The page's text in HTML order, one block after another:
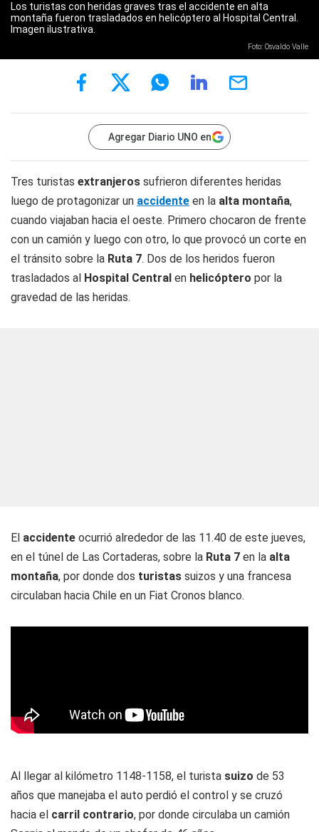
Los turistas con heridas graves tras el accidente en alta
montaña fueron trasladados en helicóptero al Hospital Central.
Imagen ilustrativa.
Foto: Osvaldo Valle
Agregar Diario UNO en
Tres turistas extranjeros sufrieron diferentes heridas
luego de protagonizar un accidente en la alta montaña,
cuando viajaban hacia el oeste. Primero chocaron de frente
con un camión y luego con otro, lo que provocó un corte en
el tránsito sobre la Ruta 7. Dos de los heridos fueron
trasladados al Hospital Central en helicóptero por la
gravedad de las heridas.
El accidente ocurrió alrededor de las 11.40 de este jueves,
en el túnel de Las Cortaderas, sobre la Ruta 7 en la alta
montaña, por donde dos turistas suizos y una francesa
circulaban hacia Chile en un Fiat Cronos blanco.
Al llegar al kilómetro 1148-1158, el turista suizo de 53
años que manejaba el auto perdió el control y se cruzó
hacia el carril contrario, por donde circulaba un camión